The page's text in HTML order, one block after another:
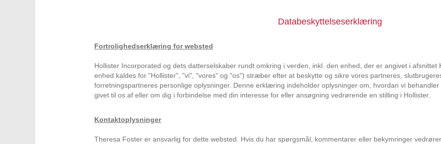
Databeskyttelseserklæring
Fortrolighedserklæring for websted
Hollister Incorporated og dets datterselskaber rundt omkring i verden, inkl. den enhed, der er angivet i afsnittet
enhed kaldes for "Hollister", "vi", "vores" og "os") stræber efter at beskytte og sikre vores partneres,
forretningspartneres personlige oplysninger. Denne erklæring indeholder oplysninger om, hvordan vi
givet til os af eller om dig i forbindelse med din interesse for eller ansøgning vedrørende en stilling i Hollister.
Kontaktoplysninger
Theresa Foster er ansvarlig for dette websted. Hvis du har spørgsmål, kommentarer eller bekymringer